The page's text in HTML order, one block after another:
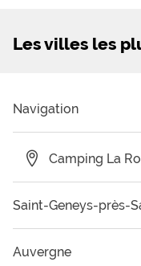
Les villes les
Navigation
Camping La
Saint-Geneys-près-
Auvergne